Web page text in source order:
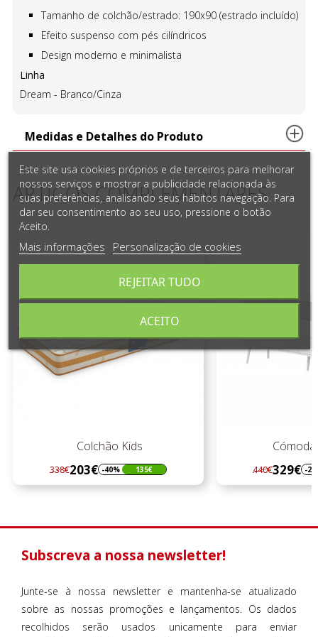
Tamanho de colchão/estrado: 190x90 (estrado incluído)
Efeito suspenso com pés cilíndricos
Design moderno e minimalista
Linha
Dream - Branco/Cinza
Medidas e Detalhes do Produto
ARTIGOS COMPLEMENTARES
Colchão Kids
Regular
preço
338€203€
Preço -40% 135€
Regular
preço
440€329€
Preço -
Subscreva a nossa newsletter!
Junte-se à nossa newsletter e mantenha-se atualizado
sobre as nossas promoções e lançamentos. Os dados
recolhidos serão usados unicamente para enviar
Este site usa cookies próprios e de terceiros para melhorar
nossos serviços e mostrar a publicidade relacionada às
suas preferências, analisando seus hábitos navegação. Para
dar seu consentimento ao seu uso, pressione o botão
Aceito.
Mais informações Personalização de cookies
REJEITAR TUDO
ACEITO